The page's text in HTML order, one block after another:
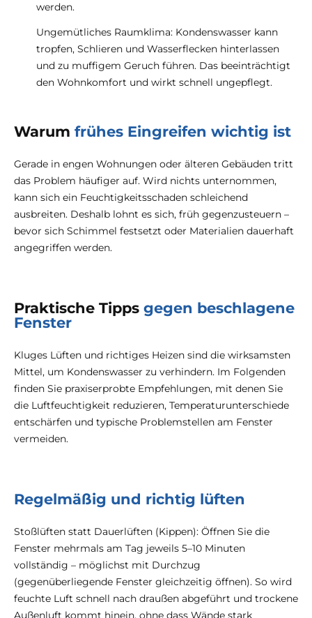
werden.
Ungemütliches Raumklima: Kondenswasser kann
tropfen, Schlieren und Wasserflecken hinterlassen
und zu muffigem Geruch führen. Das beeinträchtigt
den Wohnkomfort und wirkt schnell ungepflegt.
Warum frühes Eingreifen wichtig ist
Gerade in engen Wohnungen oder älteren Gebäuden tritt
das Problem häufiger auf. Wird nichts unternommen,
kann sich ein Feuchtigkeitsschaden schleichend
ausbreiten. Deshalb lohnt es sich, früh gegenzusteuern –
bevor sich Schimmel festsetzt oder Materialien dauerhaft
angegriffen werden.
Praktische Tipps gegen beschlagene
Fenster
Kluges Lüften und richtiges Heizen sind die wirksamsten
Mittel, um Kondenswasser zu verhindern. Im Folgenden
finden Sie praxiserprobte Empfehlungen, mit denen Sie
die Luftfeuchtigkeit reduzieren, Temperaturunterschiede
entschärfen und typische Problemstellen am Fenster
vermeiden.
Regelmäßig und richtig lüften
Stoßlüften statt Dauerlüften (Kippen): Öffnen Sie die
Fenster mehrmals am Tag jeweils 5–10 Minuten
vollständig – möglichst mit Durchzug
(gegenüberliegende Fenster gleichzeitig öffnen). So wird
feuchte Luft schnell nach draußen abgeführt und trockene
Außenluft kommt hinein, ohne dass Wände stark